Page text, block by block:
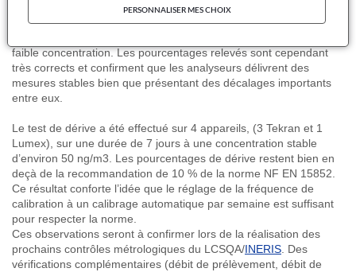
ng/m3) età uneconcentration
m3). A forte concentration, larépétabilité est particulièrement
faibleconcentration. Lespourcentages relevés sont cependant
très corrects et confirment que les analyseurs délivrent des
mesures stables bien que présentant des décalages importants
entre eux
Le test de dérive a été effectué sur 4 appareils , (3 Tekran et 1
Lumex), sur une durée de 7 jours à une concentration stable
d’environ 50 ng/m3 . Les pourcentages de dérive restent bien en
deçà de la recommandation de 10 % de la norme NF EN 15852.
Ce résultat conforte l’idée que le réglage de la fréquence de
calibration à un calibrage automatique par semaine est suffisant
pour respecter la norme
Ces observations seront à confirmer lors de la réalisation des
prochains contrôles métrologiques du LCSQA/INERIS . Des
vérifications complémentaires (débit de prélèvement débit de
PERSONNALISER MES CHOIX